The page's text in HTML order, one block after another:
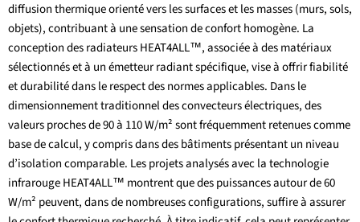
diffusion thermique orienté vers les surfaces et les masses (murs, sols,
objets), contribuant à une sensation de confort homogène. La
conception des radiateurs HEAT4ALL™, associée à des matériaux
sélectionnés et à un émetteur radiant spécifique, vise à offrir fiabilité
et durabilité dans le respect des normes applicables. Dans le
dimensionnement traditionnel des convecteurs électriques, des
valeurs proches de 90 à 110 W/m² sont fréquemment retenues comme
base de calcul, y compris dans des bâtiments présentant un niveau
d’isolation comparable. Les projets analysés avec la technologie
infrarouge HEAT4ALL™ montrent que des puissances autour de 60
W/m² peuvent, dans de nombreuses configurations, suffire à assurer